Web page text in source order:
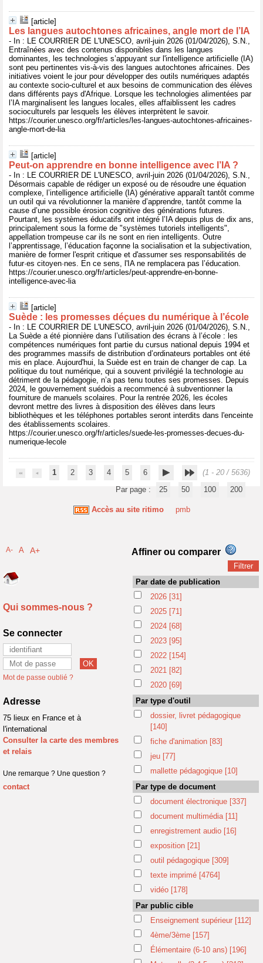
[article]
Les langues autochtones africaines, angle mort de l’IA
- In : LE COURRIER DE L'UNESCO, avril-juin 2026 (01/04/2026), S.N.,
Entraînées avec des contenus disponibles dans les langues
dominantes, les technologies s’appuyant sur l'intelligence artificielle (IA)
sont peu pertinentes vis-à-vis des langues autochtones africaines. Des
initiatives voient le jour pour développer des outils numériques adaptés
au contexte socio-culturel et aux besoins de communication des élèves
dans différents pays d'Afrique. Lorsque les technologies alimentées par
l’IA marginalisent les langues locales, elles affaiblissent les cadres
socioculturels par lesquels les élèves interprètent le savoir.
https://courier.unesco.org/fr/articles/les-langues-autochtones-africaines-
angle-mort-de-lia
[article]
Peut-on apprendre en bonne intelligence avec l’IA ?
- In : LE COURRIER DE L'UNESCO, avril-juin 2026 (01/04/2026), S.N.,
Désormais capable de rédiger un exposé ou de résoudre une équation
complexe, l’intelligence artificielle (IA) générative apparaît tantôt comme
un outil qui va révolutionner la manière d’apprendre, tantôt comme la
cause d’une possible érosion cognitive des générations futures.
Pourtant, les systèmes éducatifs ont intégré l’IA depuis plus de dix ans,
principalement sous la forme de "systèmes tutoriels intelligents",
appellation trompeuse car ils ne sont en rien intelligents. Outre
l’apprentissage, l’éducation façonne la socialisation et la subjectivation,
manière de former l'esprit critique et d'assumer ses responsabilités de
futur·es citoyen·nes. En ce sens, l'IA ne remplacera pas l’éducation.
https://courier.unesco.org/fr/articles/peut-apprendre-en-bonne-
intelligence-avec-lia
[article]
Suède : les promesses déçues du numérique à l’école
- In : LE COURRIER DE L'UNESCO, avril-juin 2026 (01/04/2026), S.N.,
La Suède a été pionnière dans l’utilisation des écrans à l’école : les
compétences numériques font partie du cursus national depuis 1994 et
des programmes massifs de distribution d’ordinateurs portables ont été
mis en place. Aujourd'hui, la Suède est en train de changer de cap. La
politique du tout numérique, qui a souvent privilégié la technologie au
détriment de la pédagogie, n’a pas tenu toutes ses promesses. Depuis
2024, le gouvernement suédois a recommencé à subventionner la
fourniture de manuels scolaires. Pour la rentrée 2026, les écoles
devront mettre des livres à disposition des élèves dans leurs
bibliothèques et les téléphones portables seront interdits dans l'enceinte
des établissements scolaires.
https://courier.unesco.org/fr/articles/suede-les-promesses-decues-du-
numerique-lecole
1 2 3 4 5 6
(1 - 20 / 5636)
Par page :
25 50 100 200
Accès au site ritimo pmb
A- A A+
Qui sommes-nous ?
Se connecter
Mot de passe oublié ?
Adresse
75 lieux en France et à
l'international
Consulter la carte des membres
et relais
Une remarque ? Une question ?
contact
Affiner ou comparer
Par date de publication
2026 [31]
2025 [71]
2024 [68]
2023 [95]
2022 [154]
2021 [82]
2020 [69]
Par type d'outil
dossier, livret pédagogique
[140]
fiche d'animation [83]
jeu [77]
mallette pédagogique [10]
Par type de document
document électronique [337]
document multimédia [11]
enregistrement audio [16]
exposition [21]
outil pédagogique [309]
texte imprimé [4764]
vidéo [178]
Par public cible
Enseignement supérieur [112]
4ème/3ème [157]
Élémentaire (6-10 ans) [196]